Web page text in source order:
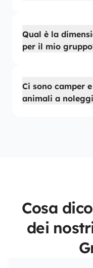
Qual è la
per il mio
Ci sono camper
animali a
Cosa
dei